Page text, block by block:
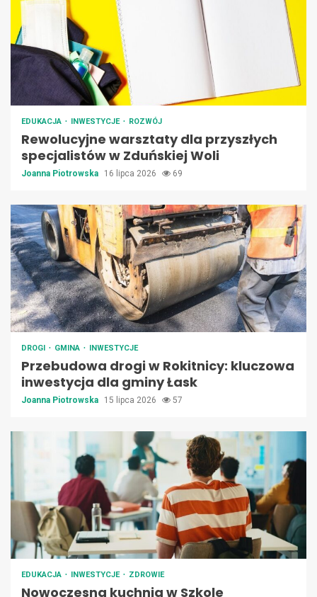
EDUKACJA INWESTYCJE ROZWÓJ
Rewolucyjne warsztaty dla przyszłych
specjalistów w Zduńskiej Woli
Joanna Piotrowska 16 lipca 2026 69
DROGI GMINA INWESTYCJE
Przebudowa drogi w Rokitnicy: kluczowa
inwestycja dla gminy Łask
Joanna Piotrowska 15 lipca 2026 57
EDUKACJA INWESTYCJE ZDROWIE
Nowoczesna kuchnia w Szkole